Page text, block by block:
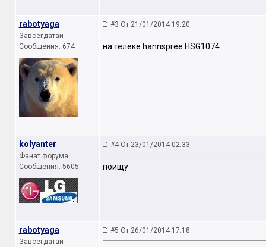
rabotyaga
Завсегдатай
Сообщения: 674
#3 От 21/01/2014 19:20
на телеке hannspree HSG1074
kolyanter
Фанат форума
Сообщения: 5605
#4 От 23/01/2014 02:33
поищу
rabotyaga
Завсегдатай
#5 От 26/01/2014 17:18